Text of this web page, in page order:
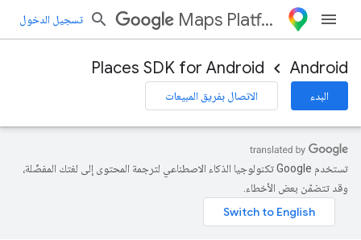
Maps Platform تسجيل الدخول
Android
Places SDK for Android
البدء الاتصال بفريق المبيعات
تستخدم Google تكنولوجيا الذكاء الاصطناعي لترجمة المحتوى إلى لغتك المفضّلة،
وقد تتضمّن بعض الأخطاء.